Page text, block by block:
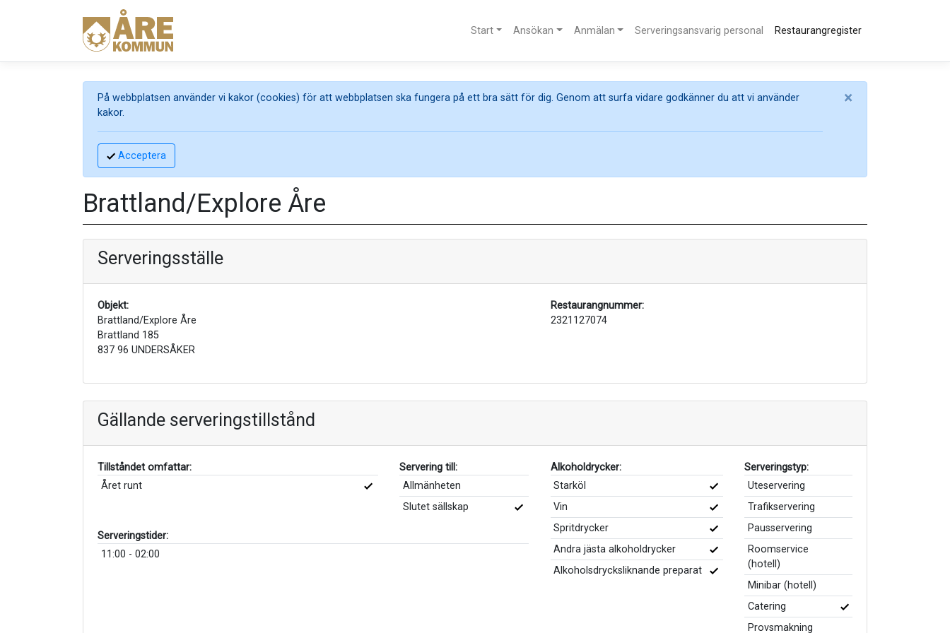
Start Ansökan Anmälan Serveringsansvarig personal Restaurangregister
På webbplatsen använder vi kakor (cookies) för att webbplatsen ska fungera på ett bra sätt för dig. Genom att surfa vidare godkänner du att vi använder
kakor.
Acceptera
×
Brattland/Explore Åre
Serveringsställe
Objekt:
Brattland/Explore Åre
Brattland 185
837 96 UNDERSÅKER
Restaurangnummer:
2321127074
Gällande serveringstillstånd
Tillståndet omfattar:
Året runt
Servering till:
Allmänheten
Slutet sällskap
Serveringstider:
11:00 - 02:00
Alkoholdrycker:
Starköl
Vin
Spritdrycker
Andra jästa alkoholdrycker
Alkoholsdrycksliknande preparat
Serveringstyp:
Uteservering
Trafikservering
Pausservering
Roomservice
(hotell)
Minibar (hotell)
Catering
Provsmakning